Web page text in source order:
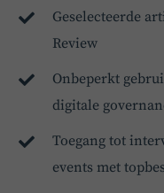
Geselecteerde
Review
Onbeperkt
digitale
Toegang tot
events met